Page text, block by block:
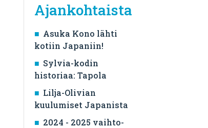
Ajankohtaista
Asuka Kono lähti
kotiin Japaniin!
Sylvia-kodin
historiaa: Tapola
Lilja-Olivian
kuulumiset Japanista
2024 - 2025 vaihto-